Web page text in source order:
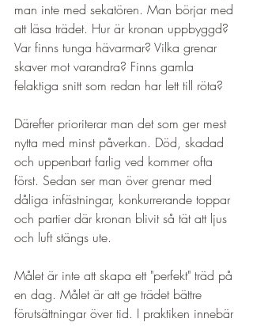
man inte med sekatören. Man börjar med
att läsa trädet. Hur är kronan uppbyggd?
Var finns tunga hävarmar? Vilka grenar
skaver mot varandra? Finns gamla
felaktiga snitt som redan har lett till röta?
Därefter prioriterar man det som ger mest
nytta med minst påverkan. Död, skadad
och uppenbart farlig ved kommer ofta
först. Sedan ser man över grenar med
dåliga infästningar, konkurrerande toppar
och partier där kronan blivit så tät att ljus
och luft stängs ute.
Målet är inte att skapa ett "perfekt" träd på
en dag. Målet är att ge trädet bättre
förutsättningar över tid. I praktiken innebär